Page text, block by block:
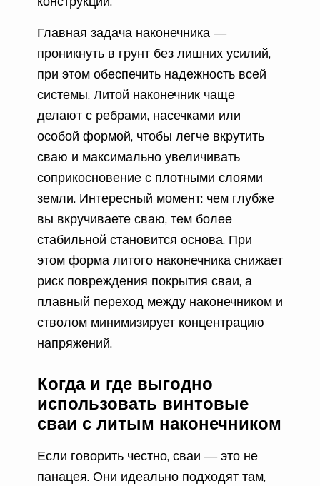
Главная задача наконечника —
проникнуть в грунт без лишних усилий,
при этом обеспечить надежность всей
системы. Литой наконечник чаще
делают с ребрами, насечками или
особой формой, чтобы легче вкрутить
сваю и максимально увеличивать
соприкосновение с плотными слоями
земли. Интересный момент: чем глубже
вы вкручиваете сваю, тем более
стабильной становится основа. При
этом форма литого наконечника снижает
риск повреждения покрытия сваи, а
плавный переход между наконечником и
стволом минимизирует концентрацию
напряжений.
Когда и где выгодно
использовать винтовые
сваи с литым наконечником
Если говорить честно, сваи — это не
панацея. Они идеально подходят там,